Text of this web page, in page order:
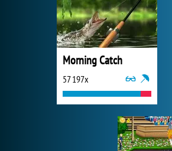
Morning Catch
57 197x